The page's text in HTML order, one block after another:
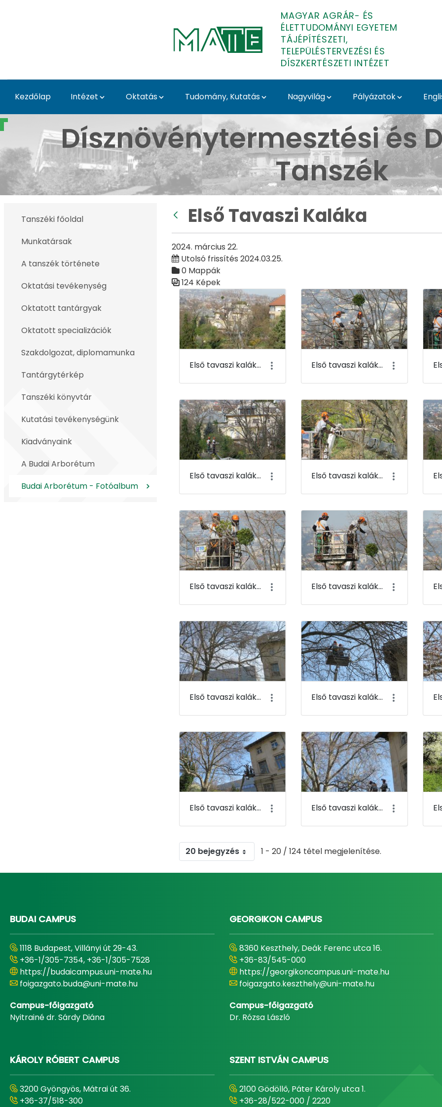
MAGYAR AGRÁR- ÉS
ÉLETTUDOMÁNYI EGYETEM
TÁJÉPÍTÉSZETI,
TELEPÜLÉSTERVEZÉSI ÉS
DÍSZKERTÉSZETI INTÉZET
Kezdőlap Intézet Oktatás Tudomány, Kutatás Nagyvilág Pályázatok
Első Tavaszi Kaláka - Budai Arborétum -
Dísznövénytermesztési és
Tanszék
Tanszéki főoldal
Munkatársak
A tanszék története
Oktatási tevékenység
Oktatott tantárgyak
Oktatott specializációk
Szakdolgozat, diplomamunka
Tantárgytérkép
Tanszéki könyvtár
Kutatási tevékenységünk
Kiadványaink
A Budai Arborétum
Budai Arborétum - Fotóalbum
Első Tavaszi Kaláka
2024. március 22.
Utolsó frissítés 2024.03.25.
0 Mappák
124 Képek
Médiatár
Első tavaszi kaláka 001 Első tavaszi kaláka 002
Első tavaszi kaláka 005 Első tavaszi kaláka 006
Első tavaszi kaláka 009 Első tavaszi kaláka 010
Első tavaszi kaláka 013 Első tavaszi kaláka 014
Első tavaszi kaláka 017 Első tavaszi kaláka 018
20 bejegyzés 1 - 20 / 124 tétel megjelenítése.
BUDAI CAMPUS
1118 Budapest, Villányi út 29-43.
+36-1/305-7354, +36-1/305-7528
https://budaicampus.uni-mate.hu
foigazgato.buda@uni-mate.hu
Campus-főigazgató
Nyitrainé dr. Sárdy Diána
GEORGIKON CAMPUS
8360 Keszthely, Deák Ferenc utca 16.
+36-83/545-000
https://georgikoncampus.uni-mate.hu
foigazgato.keszthely@uni-mate.hu
Campus-főigazgató
Dr. Rózsa László
KÁROLY RÓBERT CAMPUS
3200 Gyöngyös, Mátrai út 36.
+36-37/518-300
SZENT ISTVÁN CAMPUS
2100 Gödöllő, Páter Károly utca 1.
+36-28/522-000 / 2220